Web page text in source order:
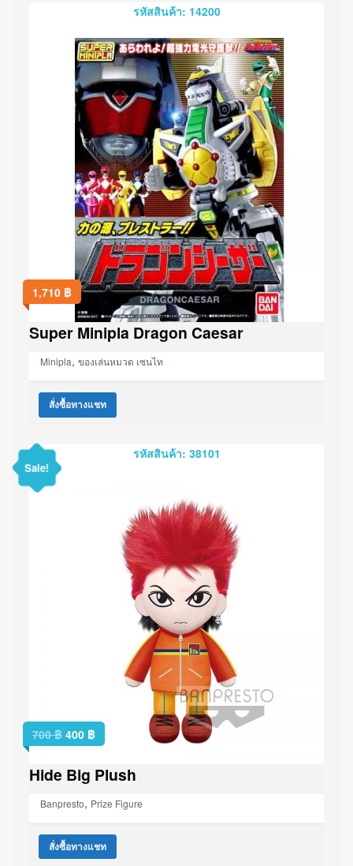
รหัสสินค้า: 14200
1,710 ฿
Super Minipla Dragon Caesar
Minipla, ของเล่นหมวด เซนไท
สั่งซื้อทางแชท
รหัสสินค้า: 38101
Sale!
700฿ 400 ฿
Hide Big Plush
Banpresto, Prize Figure
สั่งซื้อทางแชท